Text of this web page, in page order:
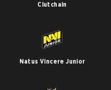
Clutchain
Natus Vincere Junior